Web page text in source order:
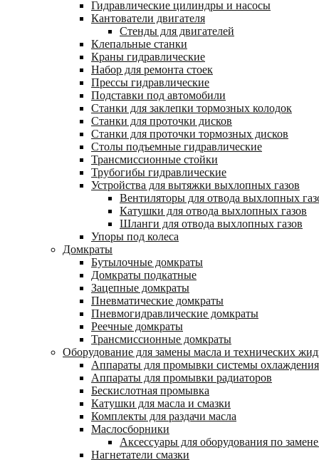
Гидравлические цилиндры и насосы
Кантователи двигателя
Стенды для двигателей
Клепальные станки
Краны гидравлические
Набор для ремонта стоек
Прессы гидравлические
Подставки под автомобили
Станки для заклепки тормозных колодок
Станки для проточки дисков
Станки для проточки тормозных дисков
Столы подъемные гидравлические
Трансмиссионные стойки
Трубогибы гидравлические
Устройства для вытяжки выхлопных газов
Вентиляторы для отвода выхлопных
Катушки для отвода выхлопных газов
Шланги для отвода выхлопных газов
Упоры под колеса
Домкраты
Бутылочные домкраты
Домкраты подкатные
Зацепные домкраты
Пневматические домкраты
Пневмогидравлические домкраты
Реечные домкраты
Трансмиссионные домкраты
Оборудование для замены масла и технических
Аппараты для промывки системы охлаждения
Аппараты для промывки радиаторов
Бескислотная промывка
Катушки для масла и смазки
Комплекты для раздачи масла
Маслосборники
Аксессуары для оборудования по
Нагнетатели смазки